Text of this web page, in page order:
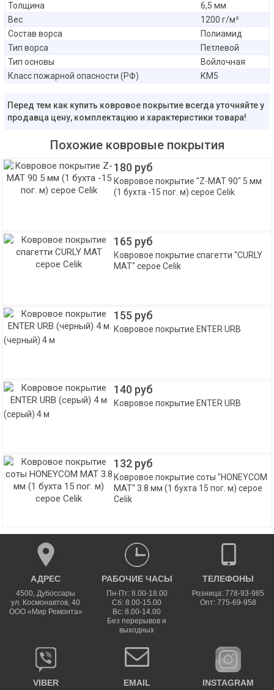
Толщина
6,5 мм
Вес
1200 г/м²
Состав ворса
Полиамид
Тип ворса
Петлевой
Тип основы
Войлочная
Класс пожарной опасности (РФ)
КМ5
Перед тем как купить ковровое покрытие всегда уточняйте у
продавца цену, комплектацию и характеристики товара!
Похожие ковровые покрытия
180 руб
Ковровое покрытие "Z-MAT 90" 5 мм
(1 бухта -15 пог. м) серое Celik
165 руб
Ковровое покрытие спагетти "CURLY
MAT" серое Celik
155 руб
Ковровое покрытие ENTER URB
(черный) 4 м
140 руб
Ковровое покрытие ENTER URB
(серый) 4 м
132 руб
Ковровое покрытие соты "HONEYCOM
MAT" 3.8 мм (1 бухта 15 пог. м) серое
Celik
АДРЕС
4500,Дубоссары
ул. Космонавтов, 40
ООО «Мир Ремонта»
РАБОЧИЕ ЧАСЫ
Пн-Пт: 8.00-18.00
Сб: 8.00-15.00
Вс: 8.00-14.00
Без перерывов и
выходных
ТЕЛЕФОНЫ
Розница: 778-93-985
Опт: 775-69-958
VIBER EMAIL INSTAGRAM